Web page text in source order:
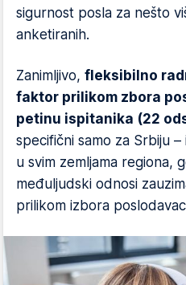
sigurnost posla za nešto
anketiranih.
Zanimljivo, fleksibilno
faktor prilikom zbora
petinu ispitanika (22
specifični samo za Srbiju
u svim zemljama regiona,
međuljudski odnosi
prilikom izbora